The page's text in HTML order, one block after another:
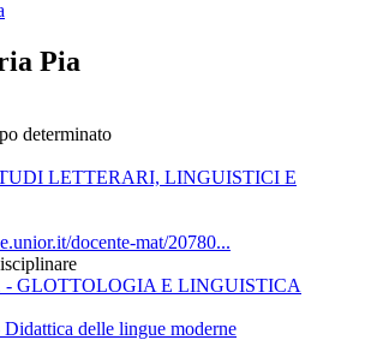
Pia
determinato
LETTERARI, LINGUISTICI E
docente-mat/20780...
- GLOTTOLOGIA E LINGUISTICA
delle lingue moderne